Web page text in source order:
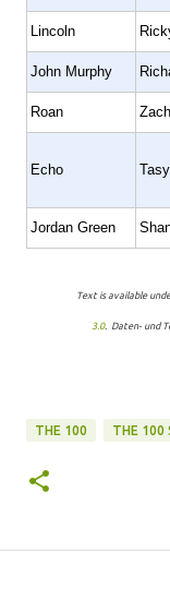
Lincoln
John Murphy
Roan
Echo
Jordan Green
Text is available
3.0. Daten- und
THE 100 THE 100